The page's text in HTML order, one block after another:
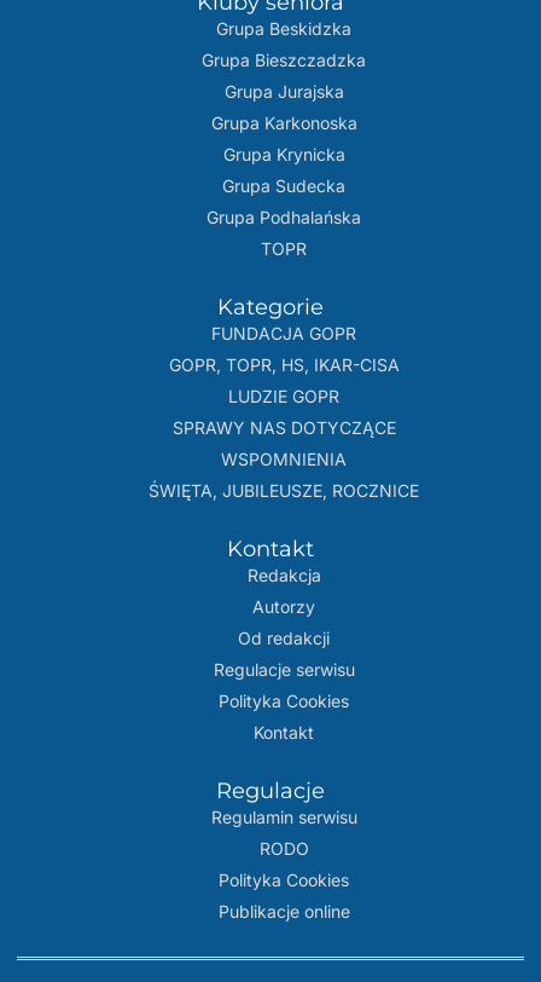
Grupa Beskidzka​
Grupa Bieszczadzka
Grupa Jurajska
Grupa Karkonoska
Grupa Krynicka
Grupa Sudecka
Grupa Podhalańska
TOPR
Kategorie
FUNDACJA GOPR
GOPR, TOPR, HS, IKAR-CISA
LUDZIE GOPR
SPRAWY NAS DOTYCZĄCE
WSPOMNIENIA
ŚWIĘTA, JUBILEUSZE, ROCZNICE
Kontakt
Redakcja
Autorzy
Od redakcji
Regulacje serwisu
Polityka Cookies
Kontakt
Regulacje
Regulamin serwisu
RODO
Polityka Cookies
Publikacje online